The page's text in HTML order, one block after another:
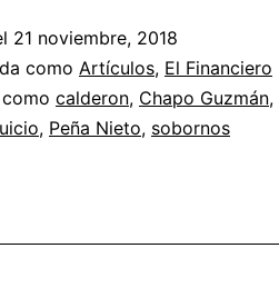
21 noviembre, 2018
como Artículos, El Financiero
calderon, Chapo Guzmán,
, Peña Nieto, sobornos